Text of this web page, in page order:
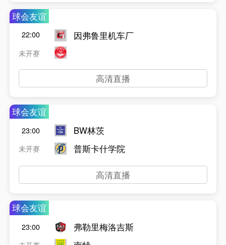
球会友谊
22:00
未开赛
因弗鲁里机车厂
高清直播
球会友谊
23:00
未开赛
BW林茨
普斯卡什学院
高清直播
球会友谊
23:00
弗勒里梅洛吉斯